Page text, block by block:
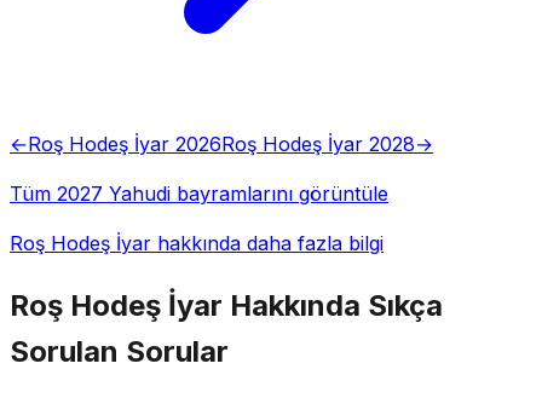
←Roş Hodeş İyar 2026Roş Hodeş İyar 2028→
Tüm 2027 Yahudi bayramlarını görüntüle
Roş Hodeş İyar hakkında daha fazla bilgi
Roş Hodeş İyar Hakkında Sıkça
Sorulan Sorular